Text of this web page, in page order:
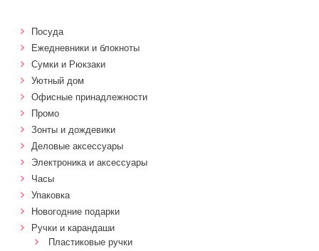
Посуда
Ежедневники и блокноты
Сумки и Рюкзаки
Уютный дом
Офисные принадлежности
Промо
Зонты и дождевики
Деловые аксессуары
Электроника и аксессуары
Часы
Упаковка
Новогодние подарки
Ручки и карандаши
Пластиковые ручки